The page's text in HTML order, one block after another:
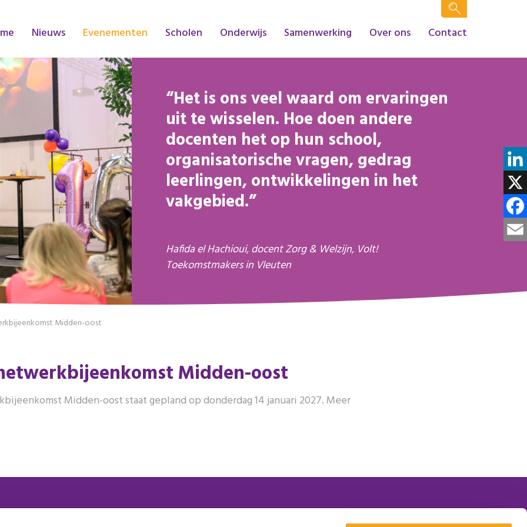
Nieuws Evenementen Scholen Onderwijs Samenwerking Over ons Contact
Het is ons veel waard om ervaringen
uit te wisselen. Hoe doen andere
docenten het op hun school,
organisatorische vragen, gedrag
leerlingen, ontwikkelingen in het
vakgebied.
Hafida el Hachioui, docent Zorg & Welzijn, Volt!
Toekomstmakers in Vleuten
Midden-oost
Midden-oost
Midden-oost staat gepland op donderdag 14 januari 2027. Meer
X